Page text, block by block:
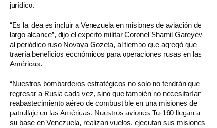
jurídico.
“Es la idea es incluir a Venezuela en misiones de aviación de
largo alcance”, dijo el experto militar Coronel Shamil Gareyev
al periódico ruso Novaya Gozeta, al tiempo que agregó que
traería beneficios económicos para operaciones rusas en las
Américas.
“Nuestros bombarderos estratégicos no solo no tendrán que
regresar a Rusia cada vez, sino que también no necesitarían
reabastecimiento aéreo de combustible en una misiones de
patrullaje en las Américas. Nuestros aviones Tu-160 llegan a
su base en Venezuela, realizan vuelos, ejecutan sus misiones